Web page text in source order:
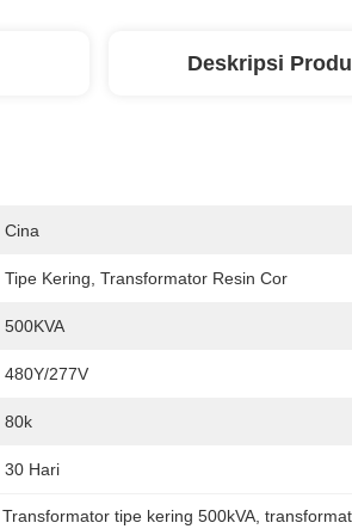
Deskripsi
Cina
Tipe Kering, Transformator Resin Cor
500KVA
480Y/277V
80k
30 Hari
Transformator tipe kering 500kVA ,